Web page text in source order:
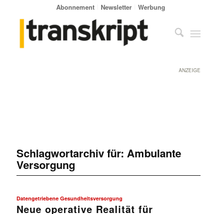
Abonnement Newsletter Werbung
ANZEIGE
Schlagwortarchiv für: Ambulante
Versorgung
Datengetriebene Gesundheitsversorgung
Neue operative Realität für